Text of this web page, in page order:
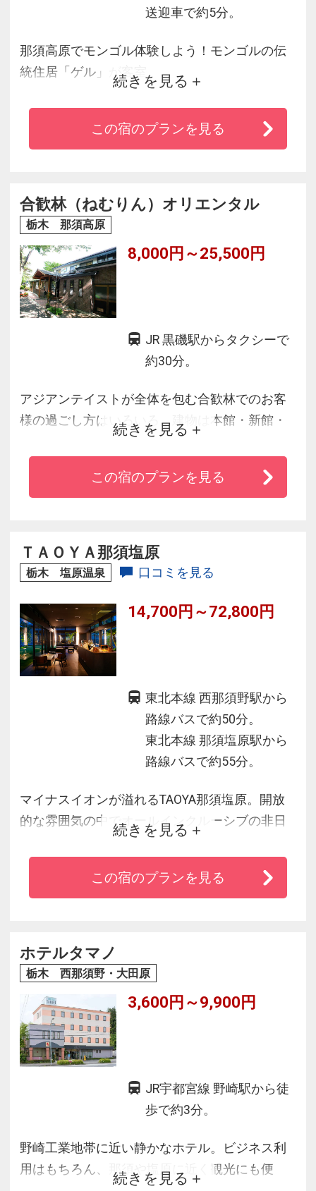
送迎車で約5分。
那須高原でモンゴル体験しよう！モンゴルの伝
統住居「ゲル」が客室。
伝統模様が施されたゲル内はモンゴルへ来たか
のような異空間ながら、ＴＶ・エアコンも完備
で快適です。
族楽器「馬頭琴」の演奏も毎日無料開催！
夜は星空を見ながら、自家源泉の露天風呂は美
続きを見る
この宿のプランを見る
合歓林（ねむりん）オリエンタル
栃木 那須高原
8,000円～25,500円
JR 黒磯駅からタクシーで
約30分。
アジアンテイストが全体を包む合歓林でのお客
様の過ごし方はいろいろ。建物は本館・新館・
コテージの３種でお２人からグループまでそれ
ぞれの目的に応じて自由に選べます。お風呂は
２つの露天風呂を含め６種。いずれも貸切制で
離れゆっくりおくつろぎ下さい。那須ハイラン
ドパークまで車で１分。
続きを見る
この宿のプランを見る
ＴＡＯＹＡ那須塩原
栃木 塩原温泉 口コミを見る
14,700円～72,800円
東北本線 西那須野駅から
路線バスで約50分。
東北本線 那須塩原駅から
路線バスで約55分。
マイナスイオンが溢れるTAOYA那須塩原。開放
的な雰囲気の中でオールインクルーシブの非日
常体験をお楽しみください。
続きを見る
この宿のプランを見る
ホテルタマノ
栃木 西那須野・大田原
3,600円～9,900円
JR宇都宮線 野崎駅から徒
歩で約3分。
野崎工業地帯に近い静かなホテル。ビジネス利
用はもちろん、那須や塩原に近く観光にも便
続きを見る